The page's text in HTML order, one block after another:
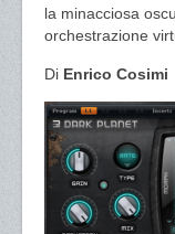
la minacciosa
orchestrazione
Di Enrico Cosimi